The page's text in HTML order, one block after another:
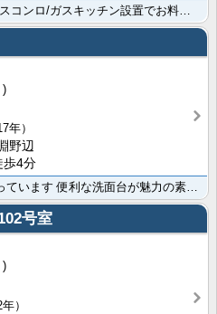
年）
野辺
歩4分
私立麻布大学36m 生活環境が整っています 便利な洗面台が魅力の素敵な物件ですよ。横浜線 淵野辺駅ま･･･
号室
）